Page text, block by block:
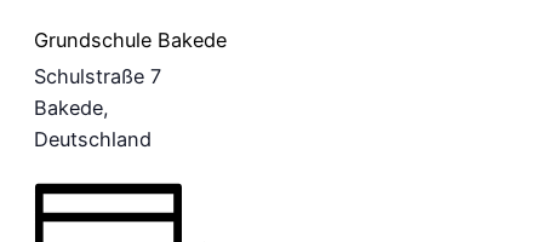
Grundschule Bakede
Schulstraße 7
Bakede,
Deutschland